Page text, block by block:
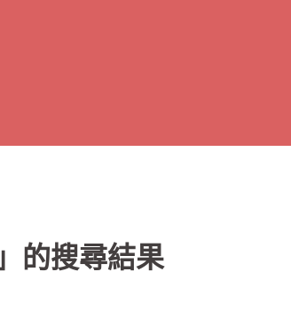
」的搜尋結果